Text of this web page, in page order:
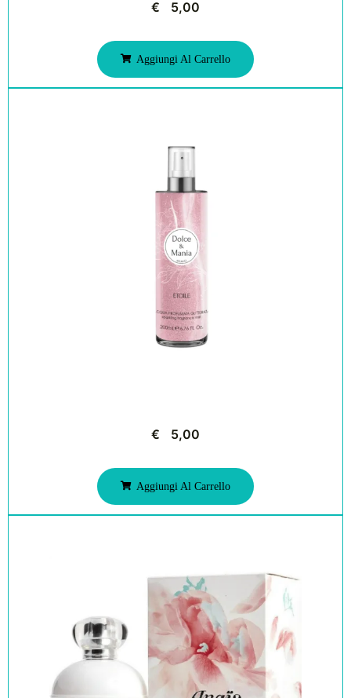
€ 5,00
Aggiungi Al Carrello
€ 5,00
Aggiungi Al Carrello